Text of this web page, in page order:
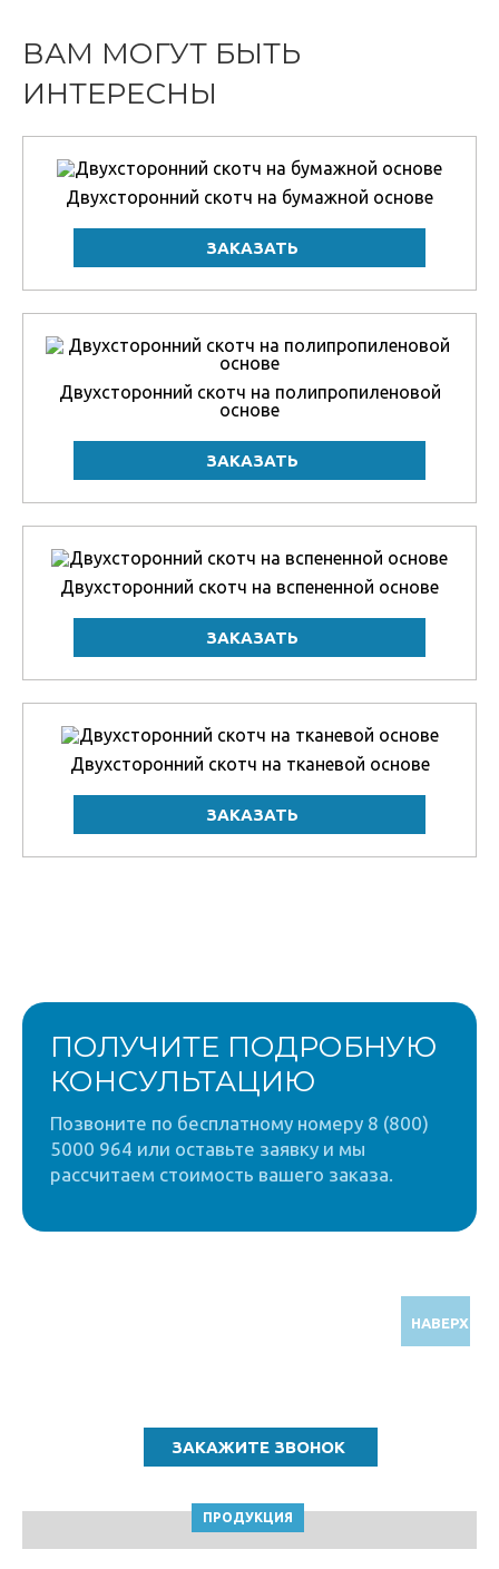
ВАМ МОГУТ БЫТЬ
ИНТЕРЕСНЫ
Двухсторонний скотч на бумажной основе
Двухсторонний скотч на полипропиленовой
основе
Двухсторонний скотч на вспененной основе
Двухсторонний скотч на тканевой основе
ПОЛУЧИТЕ ПОДРОБНУЮ
КОНСУЛЬТАЦИЮ
Позвоните по бесплатному номеру 8 (800)
5000 964 или оставьте заявку и мы
рассчитаем стоимость вашего заказа.
НАВЕРХ
ПРОДУКЦИЯ